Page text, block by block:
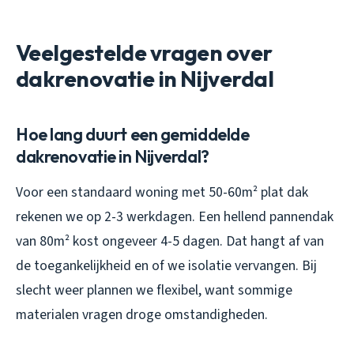
Veelgestelde vragen over
dakrenovatie in Nijverdal
Hoe lang duurt een gemiddelde
dakrenovatie in Nijverdal?
Voor een standaard woning met 50-60m² plat dak
rekenen we op 2-3 werkdagen. Een hellend pannendak
van 80m² kost ongeveer 4-5 dagen. Dat hangt af van
de toegankelijkheid en of we isolatie vervangen. Bij
slecht weer plannen we flexibel, want sommige
materialen vragen droge omstandigheden.